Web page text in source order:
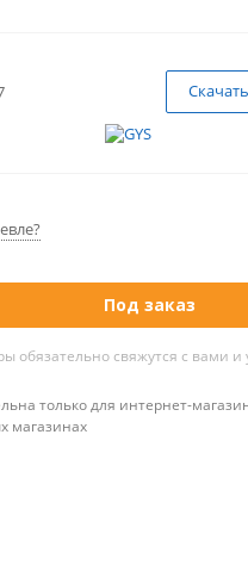
Под заказ
свяжутся с вами и
только для интернет-
магазинах